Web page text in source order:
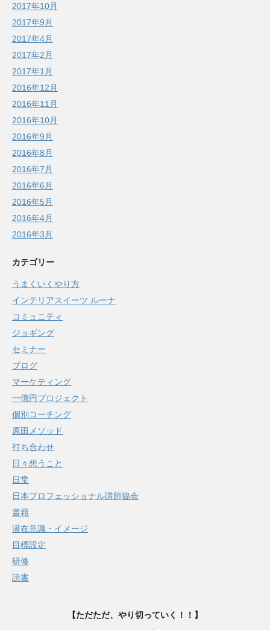
2017年10月
2017年9月
2017年4月
2017年2月
2017年1月
2016年12月
2016年11月
2016年10月
2016年9月
2016年8月
2016年7月
2016年6月
2016年5月
2016年4月
2016年3月
カテゴリー
うまくいくやり方
インテリアスイーツ ルーナ
コミュニティ
ジョギング
セミナー
ブログ
マーケティング
一億円プロジェクト
個別コーチング
原田メソッド
打ち合わせ
日々想うこと
日常
日本プロフェッショナル講師協会
書籍
潜在意識・イメージ
目標設定
研修
読書
【ただただ、やり切っていく！！】